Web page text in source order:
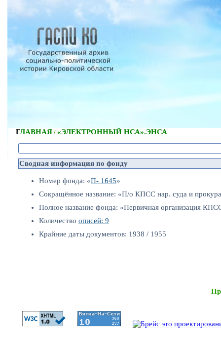
ГЛАВНАЯ/ «ЭЛЕКТРОННЫЙ НСА».ЭНСА
Сводная информация по фонду
Номер фонда: «П- 1645»
Сокращённое название: «П/о КПСС нар. суда и
Полное название фонда: «Первичная организация
Количество описей: 9
Крайние даты документов: 1938 / 1955